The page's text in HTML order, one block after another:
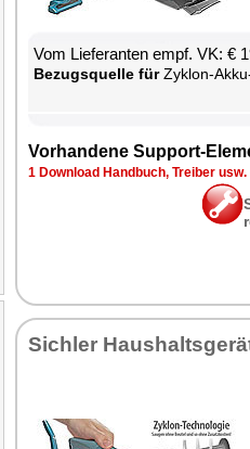
Vom Lie­fe­ran­ten empf. VK: €
Be­zugs­quel­le fürZy­klon-Ak­ku-Hand- &
Vor­han­de­ne Sup­port-
1 Down­load Hand­buch, Trei­ber usw.
Sich­ler